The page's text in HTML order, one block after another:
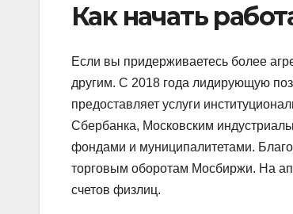
Как начать
Если вы придерживаетесь более
другим. С 2018 года лидирующую
предоставляет услуги
Сбербанка, Московским
фондами и муниципалитетами.
торговым оборотам Мосбиржи. На
счетов физлиц.